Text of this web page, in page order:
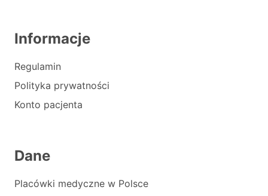
Informacje
Regulamin
Polityka prywatności
Konto pacjenta
Dane
Placówki medyczne w Polsce